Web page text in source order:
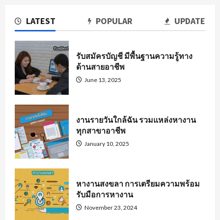
LATEST POPULAR UPDATE
รับสมัครบัญชี มีพื้นฐานความรู้ทาง
ด้านสายอาชีพ
June 13, 2025
งานรายวันใกล้ฉัน รวมแหล่งหางาน
ทุกสาขาอาชีพ
January 10, 2025
หางานสงขลา การเตรียมความพร้อม
รับมือการหางาน
November 23, 2024